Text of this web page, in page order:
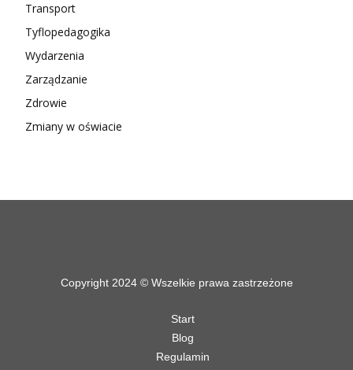
Transport
Tyflopedagogika
Wydarzenia
Zarządzanie
Zdrowie
Zmiany w oświacie
Copyright 2024 © Wszelkie prawa zastrzeżone
Start
Blog
Regulamin